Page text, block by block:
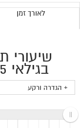
לאורך זמן
שיעורי
בגילאי 25–64 (2000–2016)
+ הגדרה ורקע